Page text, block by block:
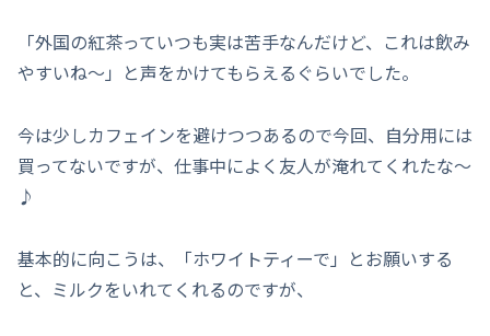
「外国の紅茶っていつも実は苦手なんだけど、これは飲み
やすいね～」と声をかけてもらえるぐらいでした。
今は少しカフェインを避けつつあるので今回、自分用には
買ってないですが、仕事中によく友人が淹れてくれたな～
♪
基本的に向こうは、「ホワイトティーで」とお願いする
と、ミルクをいれてくれるのですが、